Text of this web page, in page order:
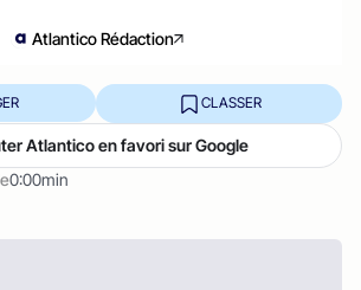
Atlantico Rédaction
0:00min
CLASSER
Atlantico en favori sur Google